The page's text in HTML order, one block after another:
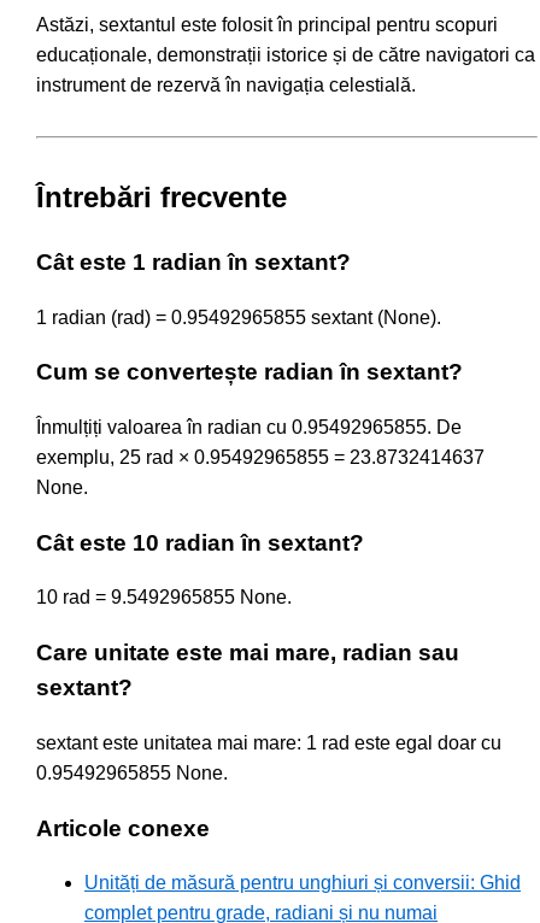
Astăzi, sextantul este folosit în principal pentru scopuri
educaționale, demonstrații istorice și de către navigatori ca
instrument de rezervă în navigația celestială.
Întrebări frecvente
Cât este 1 radian în sextant?
1 radian (rad) = 0.95492965855 sextant (None).
Cum se convertește radian în sextant?
Înmulțiți valoarea în radian cu 0.95492965855. De
exemplu, 25 rad × 0.95492965855 = 23.8732414637
None.
Cât este 10 radian în sextant?
10 rad = 9.5492965855 None.
Care unitate este mai mare, radian sau
sextant?
sextant este unitatea mai mare: 1 rad este egal doar cu
0.95492965855 None.
Articole conexe
Unități de măsură pentru unghiuri și conversii: Ghid
complet pentru grade, radiani și nu numai